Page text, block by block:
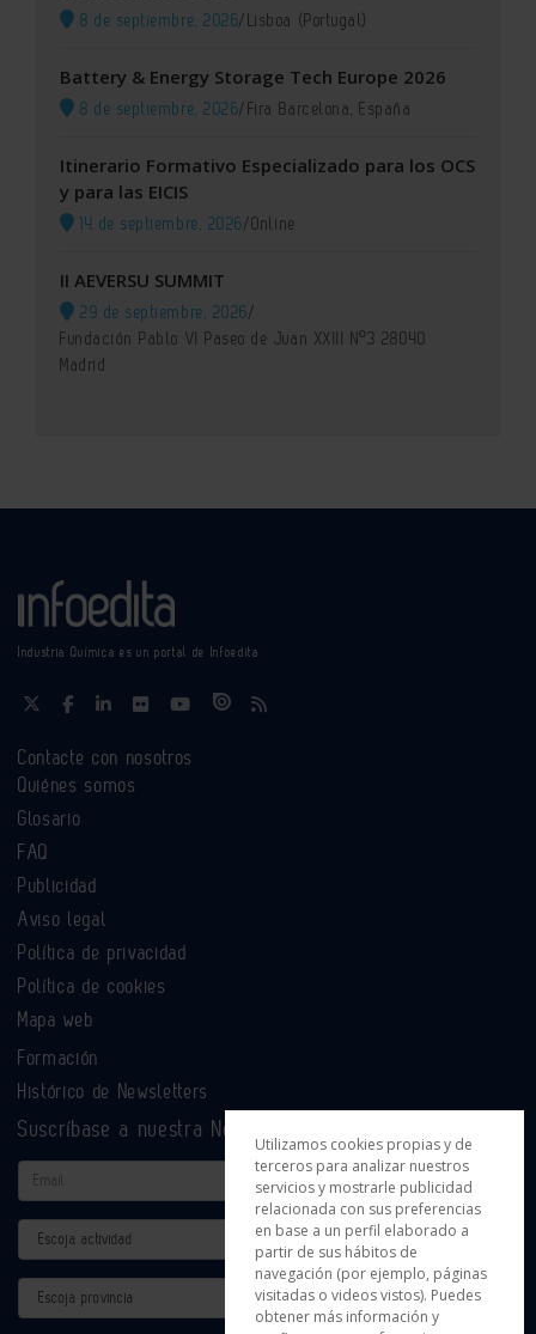
8 de septiembre, 2026/ Lisboa (Portugal)
Battery & Energy Storage Tech Europe 2026
8 de septiembre, 2026/ Fira Barcelona, España
Itinerario Formativo Especializado para los OCS
y para las EICIS
14 de septiembre, 2026/Online
II AEVERSU SUMMIT
29 de septiembre, 2026/
Fundación Pablo VI Paseo de Juan XXIII Nº3 28040
Madrid
Industria Química es un portal de Infoedita
Contacte con nosotros
Quiénes somos
Glosario
FAQ
Publicidad
Aviso legal
Política de privacidad
Política de cookies
Mapa web
Formación
Histórico de Newsletters
Suscríbase a nuestra Newsletter
Email
Actividad
Provincia
Utilizamos cookies propias y de
terceros para analizar nuestros
servicios y mostrarle publicidad
relacionada con sus preferencias
en base a un perfil elaborado a
partir de sus hábitos de
navegación (por ejemplo, páginas
visitadas o videos vistos). Puedes
obtener más información y